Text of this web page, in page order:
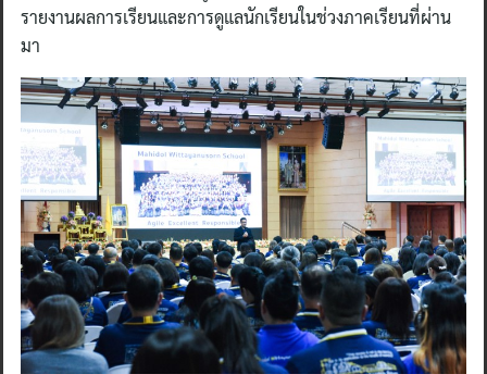
รายงานผลการเรียนและการดูแลนักเรียนในช่วงภาคเรียนที่ผ่าน
มา